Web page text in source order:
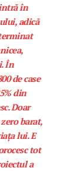
în
adică
În
de case
din
Doar
barat,
lui. E
tot
a